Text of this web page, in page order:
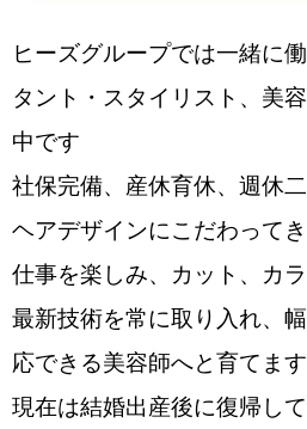
ヒーズグループでは一緒に
タント・スタイリスト、美
中です
社保完備、産休育休、週休
ヘアデザインにこだわって
仕事を楽しみ、カット、カ
最新技術を常に取り入れ、
応できる美容師へと育てます
現在は結婚出産後に復帰し